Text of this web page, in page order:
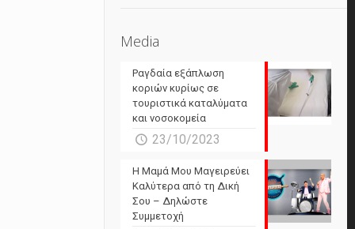
Media
Ραγδαία εξάπλωση
κοριών κυρίως σε
τουριστικά καταλύματα
και νοσοκομεία
23/10/2023
Η Μαμά Μου Μαγειρεύει
Καλύτερα από τη Δική
Σου – Δηλώστε
Συμμετοχή